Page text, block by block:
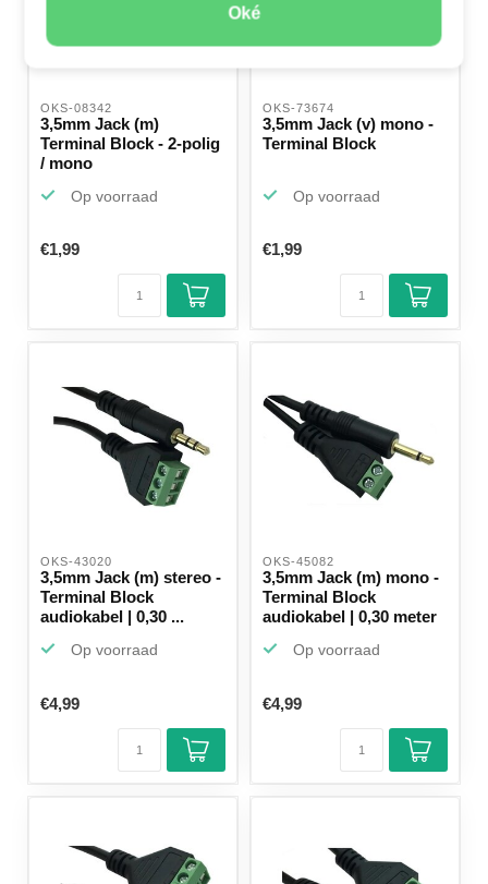
Oké
OKS-08342
3,5mm Jack (m)
Terminal Block - 2-polig
/ mono
Op voorraad
€1,99
OKS-73674
3,5mm Jack (v) mono -
Terminal Block
Op voorraad
€1,99
OKS-43020
3,5mm Jack (m) stereo -
Terminal Block
audiokabel | 0,30 ...
Op voorraad
€4,99
OKS-45082
3,5mm Jack (m) mono -
Terminal Block
audiokabel | 0,30 meter
Op voorraad
€4,99